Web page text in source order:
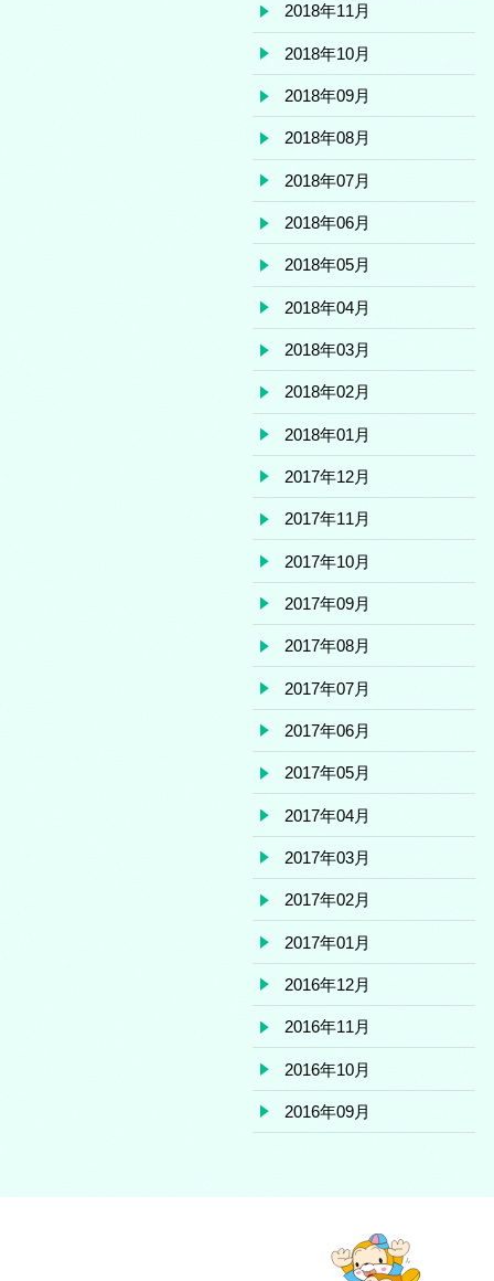
2018年11月
2018年10月
2018年09月
2018年08月
2018年07月
2018年06月
2018年05月
2018年04月
2018年03月
2018年02月
2018年01月
2017年12月
2017年11月
2017年10月
2017年09月
2017年08月
2017年07月
2017年06月
2017年05月
2017年04月
2017年03月
2017年02月
2017年01月
2016年12月
2016年11月
2016年10月
2016年09月